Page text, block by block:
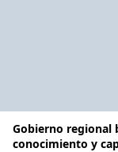
Gobierno regional
conocimiento y